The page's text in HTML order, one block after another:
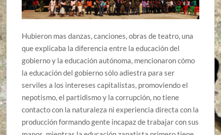
Hubieron mas danzas, canciones, obras de teatro, una
que explicaba la diferencia entre la educación del
gobierno y la educación autónoma, mencionaron cómo
la educación del gobierno sólo adiestra para ser
serviles a los intereses capitalistas, promoviendo el
nepotismo, el partidismo y la corrupción, no tiene
contacto con la naturaleza ni experiencia directa con la
producción formando gente incapaz de trabajar con sus